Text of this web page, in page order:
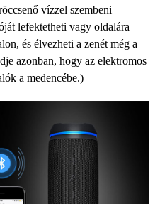
vízzel szembeni
lefektetheti vagy oldalára
és élvezheti a zenét még a
azonban, hogy az elektromos
a medencébe.)